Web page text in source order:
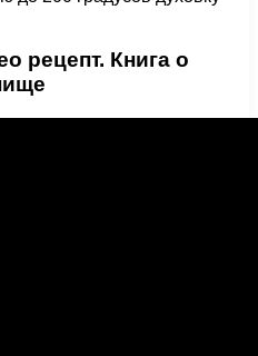
рецепт. Книга о